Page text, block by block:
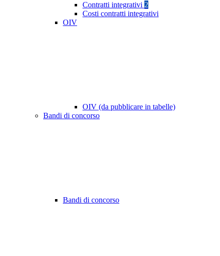
Contratti integrativi 2
Costi contratti integrativi
OIV
OIV (da pubblicare in tabelle)
Bandi di concorso
Bandi di concorso